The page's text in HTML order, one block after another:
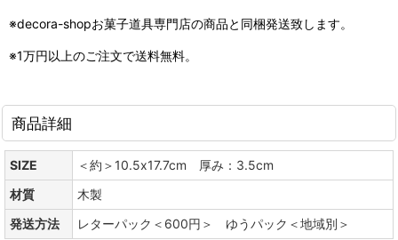
※decora-shopお菓子道具専門店の商品と同梱発送致します。
※1万円以上のご注文で送料無料。
商品詳細
SIZE
＜約＞10.5x17.7cm 厚み：3.5cm
材質
木製
発送方法
レターパック＜600円＞ ゆうパック＜地域別＞